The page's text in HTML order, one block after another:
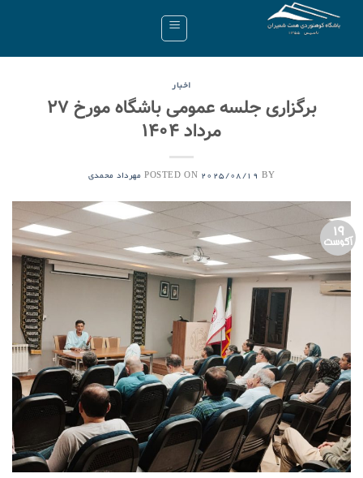
اخبار
برگزاری جلسه عمومی باشگاه مورخ ۲۷
مرداد ۱۴۰۴
POSTED ON 2025/08/19 BY مهرداد محمدی
19
آگوست